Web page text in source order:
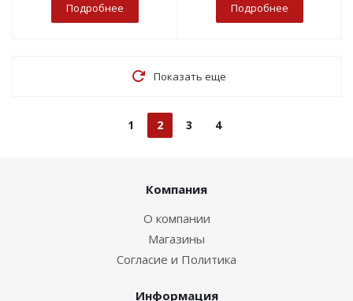
Подробнее Подробнее
Показать еще
1 2 3 4
Компания
О компании
Магазины
Согласие и Политика
Информация